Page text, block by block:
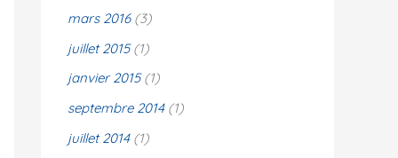
mars 2016(3)
juillet 2015(1)
janvier 2015(1)
septembre 2014(1)
juillet 2014(1)